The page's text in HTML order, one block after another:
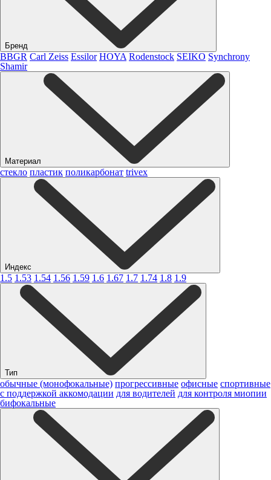
Бренд
BBGR Carl Zeiss Essilor HOYA Rodenstock SEIKO Synchrony
Shamir
Материал
стекло пластик поликарбонат trivex
Индекс
1.5 1.53 1.54 1.56 1.59 1.6 1.67 1.7 1.74 1.8 1.9
Тип
обычные (монофокальные) прогрессивные офисные спортивные
с поддержкой аккомодации для водителей для контроля миопии
бифокальные